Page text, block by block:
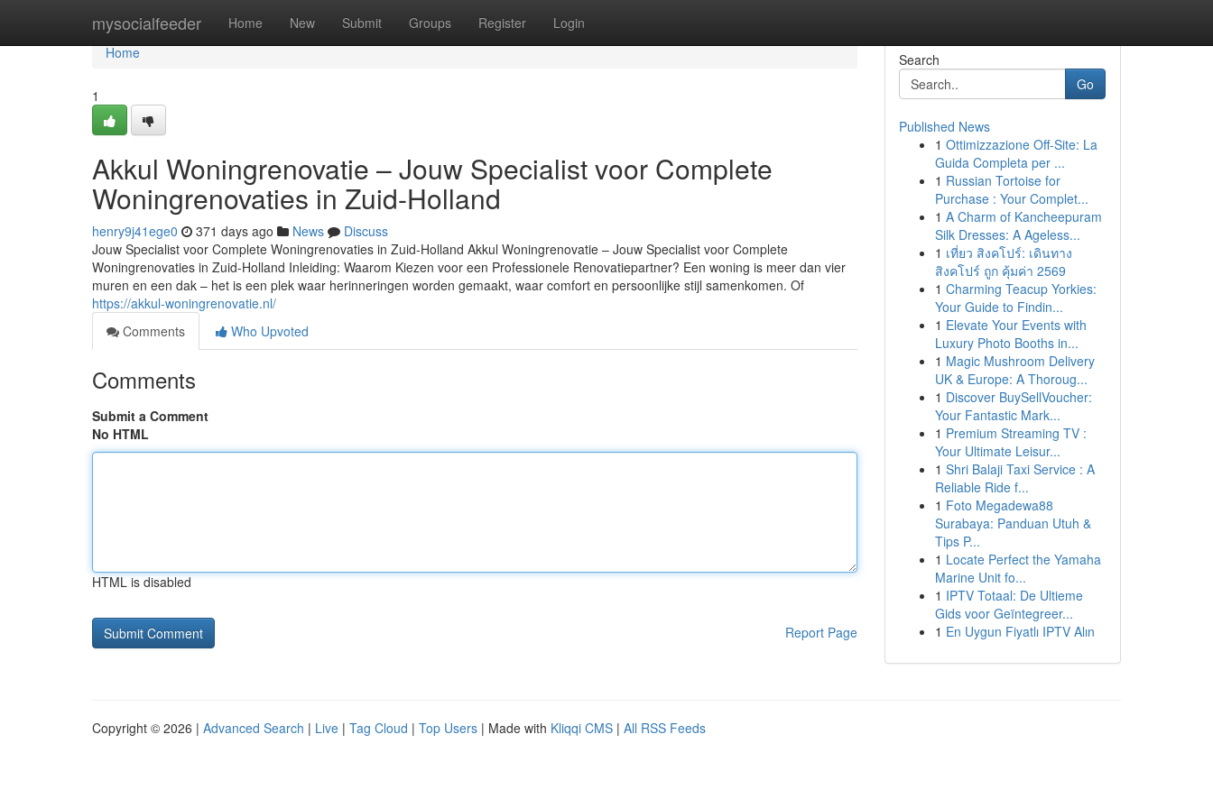
mysocialfeeder Home New Submit Groups Register Login
Home
Home
1
Akkul Woningrenovatie – Jouw Specialist voor Complete
Woningrenovaties in Zuid-Holland
henry9j41ege0 371 days ago News
Discuss
Jouw Specialist voor Complete Woningrenovaties in Zuid-Holland Akkul Woningrenovatie – Jouw Specialist voor Complete
Woningrenovaties in Zuid-Holland Inleiding: Waarom Kiezen voor een Professionele Renovatiepartner? Een woning is meer dan vier
muren en een dak – het is een plek waar herinneringen worden gemaakt, waar comfort en persoonlijke stijl samenkomen. Of
https://akkul-woningrenovatie.nl/
Comments
Who Upvoted
Comments
Submit a Comment
No HTML
HTML is disabled
Report Page
Search
Go
Published News
1 Ottimizzazione Off-Site: La
Guida Completa per ...
1 Russian Tortoise for
Purchase : Your Complet...
1 A Charm of Kancheepuram
Silk Dresses: A Ageless...
1 เที่ยว สิงคโปร์: เดินทาง
สิงคโปร์ ถูก คุ้มค่า 2569
1 Charming Teacup Yorkies:
Your Guide to Findin...
1 Elevate Your Events with
Luxury Photo Booths in...
1 Magic Mushroom Delivery
UK & Europe: A Thoroug...
1 Discover BuySellVoucher:
Your Fantastic Mark...
1 Premium Streaming TV :
Your Ultimate Leisur...
1 Shri Balaji Taxi Service : A
Reliable Ride f...
1 Foto Megadewa88
Surabaya: Panduan Utuh &
Tips P...
1 Locate Perfect the Yamaha
Marine Unit fo...
1 IPTV Totaal: De Ultieme
Gids voor Geïntegreer...
1 En Uygun Fiyatlı IPTV Alın
Copyright © 2026 | Advanced Search | Live | Tag Cloud | Top Users | Made with Kliqqi CMS | All RSS Feeds